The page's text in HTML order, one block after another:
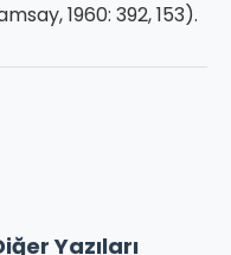
1960: 392, 153).
Yazıları